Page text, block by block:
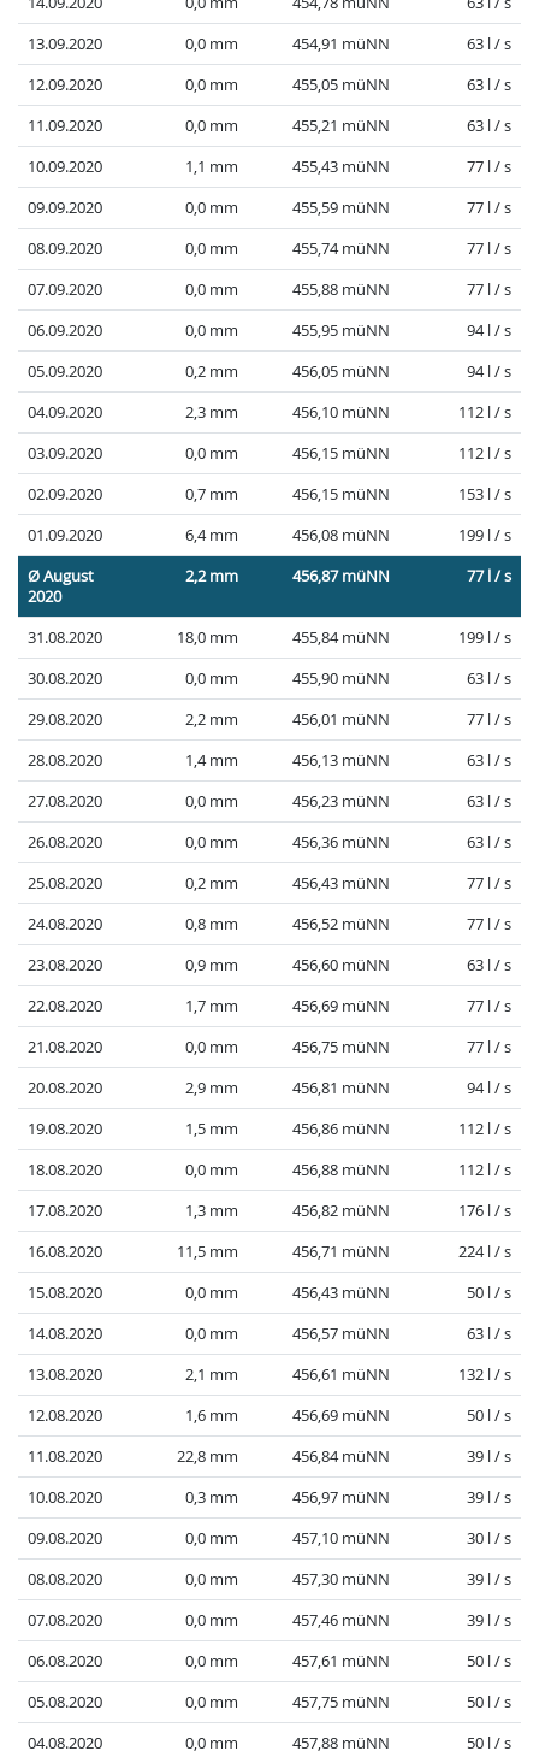
13.09.2020
0,0 mm 454,91 müNN
63 l / s
12.09.2020
0,0 mm 455,05 müNN
63 l / s
11.09.2020
0,0 mm 455,21 müNN
63 l / s
10.09.2020
1,1 mm 455,43 müNN
77 l / s
09.09.2020
0,0 mm 455,59 müNN
77 l / s
08.09.2020
0,0 mm 455,74 müNN
77 l / s
07.09.2020
0,0 mm 455,88 müNN
77 l / s
06.09.2020
0,0 mm 455,95 müNN
94 l / s
05.09.2020
0,2 mm 456,05 müNN
94 l / s
04.09.2020
2,3 mm 456,10 müNN
112 l / s
03.09.2020
0,0 mm 456,15 müNN
112 l / s
02.09.2020
0,7 mm 456,15 müNN
153 l / s
01.09.2020
6,4 mm 456,08 müNN
199 l / s
Ø August
2020
2,2 mm 456,87 müNN 77 l / s
31.08.2020 18,0 mm 455,84 müNN
199 l / s
30.08.2020
0,0 mm 455,90 müNN
63 l / s
29.08.2020
2,2 mm 456,01 müNN
77 l / s
28.08.2020
1,4 mm 456,13 müNN
63 l / s
27.08.2020
0,0 mm 456,23 müNN
63 l / s
26.08.2020
0,0 mm 456,36 müNN
63 l / s
25.08.2020
0,2 mm 456,43 müNN
77 l / s
24.08.2020
0,8 mm 456,52 müNN
77 l / s
23.08.2020
0,9 mm 456,60 müNN
63 l / s
22.08.2020
1,7 mm 456,69 müNN
77 l / s
21.08.2020
0,0 mm 456,75 müNN
77 l / s
20.08.2020
2,9 mm 456,81 müNN
94 l / s
19.08.2020
1,5 mm 456,86 müNN
112 l / s
18.08.2020
0,0 mm 456,88 müNN
112 l / s
17.08.2020
1,3 mm 456,82 müNN
176 l / s
16.08.2020
11,5 mm 456,71 müNN
224 l / s
15.08.2020
0,0 mm 456,43 müNN
50 l / s
14.08.2020
0,0 mm 456,57 müNN
63 l / s
13.08.2020
2,1 mm 456,61 müNN
132 l / s
12.08.2020
1,6 mm 456,69 müNN
50 l / s
11.08.2020
22,8 mm 456,84 müNN
39 l / s
10.08.2020
0,3 mm 456,97 müNN
39 l / s
09.08.2020
0,0 mm 457,10 müNN
30 l / s
08.08.2020
0,0 mm 457,30 müNN
39 l / s
07.08.2020
0,0 mm 457,46 müNN
39 l / s
06.08.2020
0,0 mm 457,61 müNN
50 l / s
05.08.2020
0,0 mm 457,75 müNN
50 l / s
04.08.2020
0,0 mm 457,88 müNN 50 l / s